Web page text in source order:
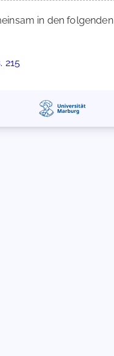
in den
215